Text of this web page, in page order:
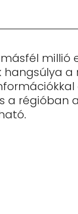
millió
a
régióban